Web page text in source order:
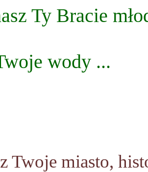
Ty Bracie
wody ...
Twoje miasto,